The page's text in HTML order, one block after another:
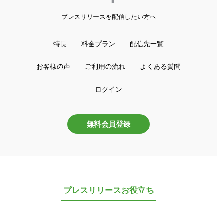
プレスリリースを配信したい方へ
特長 料金プラン 配信先一覧
お客様の声 ご利用の流れ よくある質問
ログイン
無料会員登録
プレスリリースお役立ち